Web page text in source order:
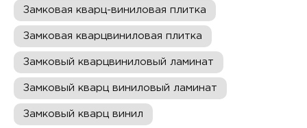
Замковая кварц-виниловая плитка
Замковая кварцвиниловая плитка
Замковый кварцвиниловый ламинат
Замковый кварц виниловый ламинат
Замковый кварц винил